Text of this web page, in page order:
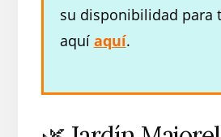
su disponibilidad para
aquí aquí.